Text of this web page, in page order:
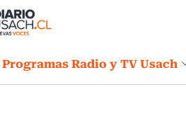
Programas Radio y TV Usach